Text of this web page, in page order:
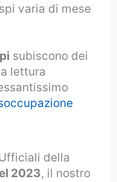
varia di mese
subiscono dei
lettura
della
2023, il nostro